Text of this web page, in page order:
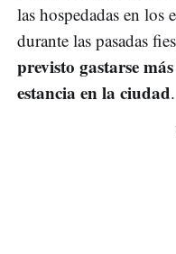
las hospedadas en los
durante las pasadas
previsto gastarse
estancia en la ciudad.